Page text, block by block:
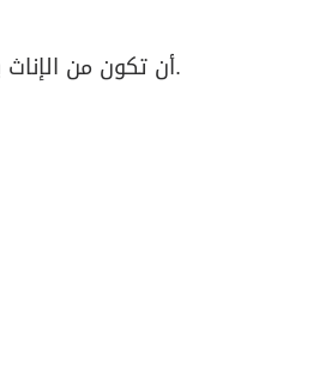
1- أن تكون من الإناث بعمر 13 إلى 18 عاماً، ويجوز ضم السجية بعمر 12 عاماً في حال رغبة ولي أمرها بذلك وبعـد موافقة سجايا فتيــات الشــارقة.